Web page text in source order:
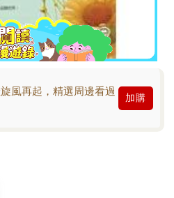
風再起，精選周邊看過
加購